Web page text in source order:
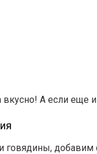
вкусно! А если еще
говядины, добавим